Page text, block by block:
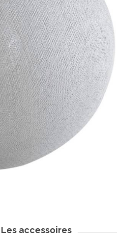
Les accessoires